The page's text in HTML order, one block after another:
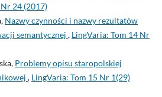
24 (2017)
Nazwy czynności i nazwy rezultatów
semantycznej , LingVaria: Tom 14 Nr
Problemy opisu staropolskiej
, LingVaria: Tom 15 Nr 1(29)